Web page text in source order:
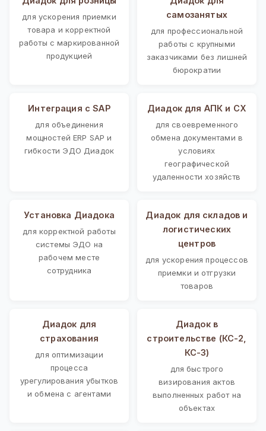
для ускорения приемки
товара и корректной
работы с маркированной
продукцией
самозанятых
для профессиональной
работы с крупными
заказчиками без лишней
бюрократии
Интеграция с SAP
для объединения
мощностей ERP SAP и
гибкости ЭДО Диадок
Диадок для АПК и СХ
для своевременного
обмена документами в
условиях
географической
удаленности хозяйств
Установка Диадока
для корректной работы
системы ЭДО на
рабочем месте
сотрудника
Диадок для складов и
логистических
центров
для ускорения процессов
приемки и отгрузки
товаров
Диадок для
страхования
для оптимизации
процесса
урегулирования убытков
и обмена с агентами
Диадок в
строительстве (КС-2,
КС-3)
для быстрого
визирования актов
выполненных работ на
объектах